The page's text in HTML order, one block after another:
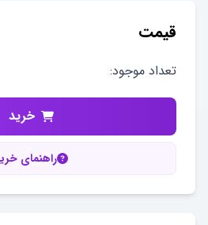
قیمت
تعداد موجود:
خرید
راهنمای